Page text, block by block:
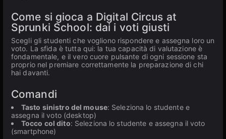
Come si gioca a Digital Circus at
Sprunki School: dai i voti giusti
Scegli gli studenti che vogliono rispondere e assegna loro un
voto. La sfida è tutta qui: la tua capacità di valutazione è
fondamentale, e il vero cuore pulsante di ogni sessione sta
proprio nel premiare correttamente la preparazione di chi
hai davanti.
Comandi
Tasto sinistro del mouse: Seleziona lo studente e
assegna il voto (desktop)
Tocco col dito: Seleziona lo studente e assegna il voto
(smartphone)